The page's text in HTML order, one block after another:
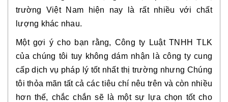
trường Việt Nam hiện nay là rất nhiều với chất
lượng khác nhau.
Một gợi ý cho bạn rằng, Công ty Luật TNHH TLK
của chúng tôi tuy không dám nhận là công ty cung
cấp dịch vụ pháp lý tốt nhất thị trường nhưng Chúng
tôi thỏa mãn tất cả các tiêu chí nêu trên và còn nhiều
hơn thế, chắc chắn sẽ là một sự lựa chọn tốt cho